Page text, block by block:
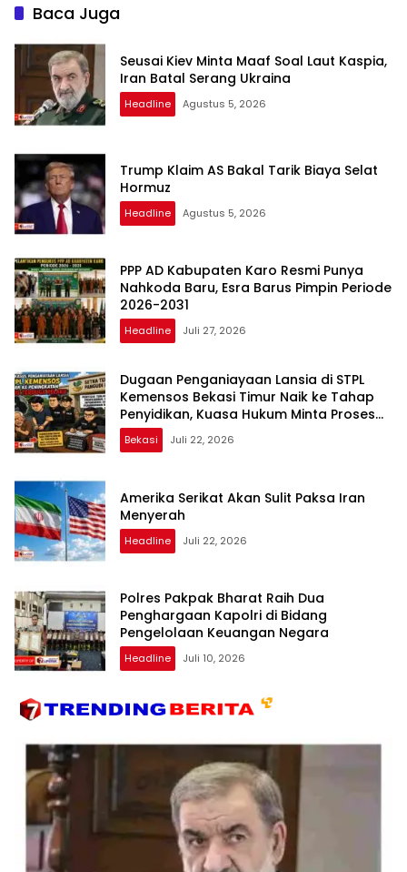
Baca Juga
Seusai Kiev Minta Maaf Soal Laut Kaspia,
Iran Batal Serang Ukraina
Headline Agustus 5, 2026
Trump Klaim AS Bakal Tarik Biaya Selat
Hormuz
Headline Agustus 5, 2026
PPP AD Kabupaten Karo Resmi Punya
Nahkoda Baru, Esra Barus Pimpin Periode
2026-2031
Headline Juli 27, 2026
Dugaan Penganiayaan Lansia di STPL
Kemensos Bekasi Timur Naik ke Tahap
Penyidikan, Kuasa Hukum Minta Proses
Transparan dan Bebas Intervensi
Bekasi Juli 22, 2026
Amerika Serikat Akan Sulit Paksa Iran
Menyerah
Headline Juli 22, 2026
Polres Pakpak Bharat Raih Dua
Penghargaan Kapolri di Bidang
Pengelolaan Keuangan Negara
Headline Juli 10, 2026